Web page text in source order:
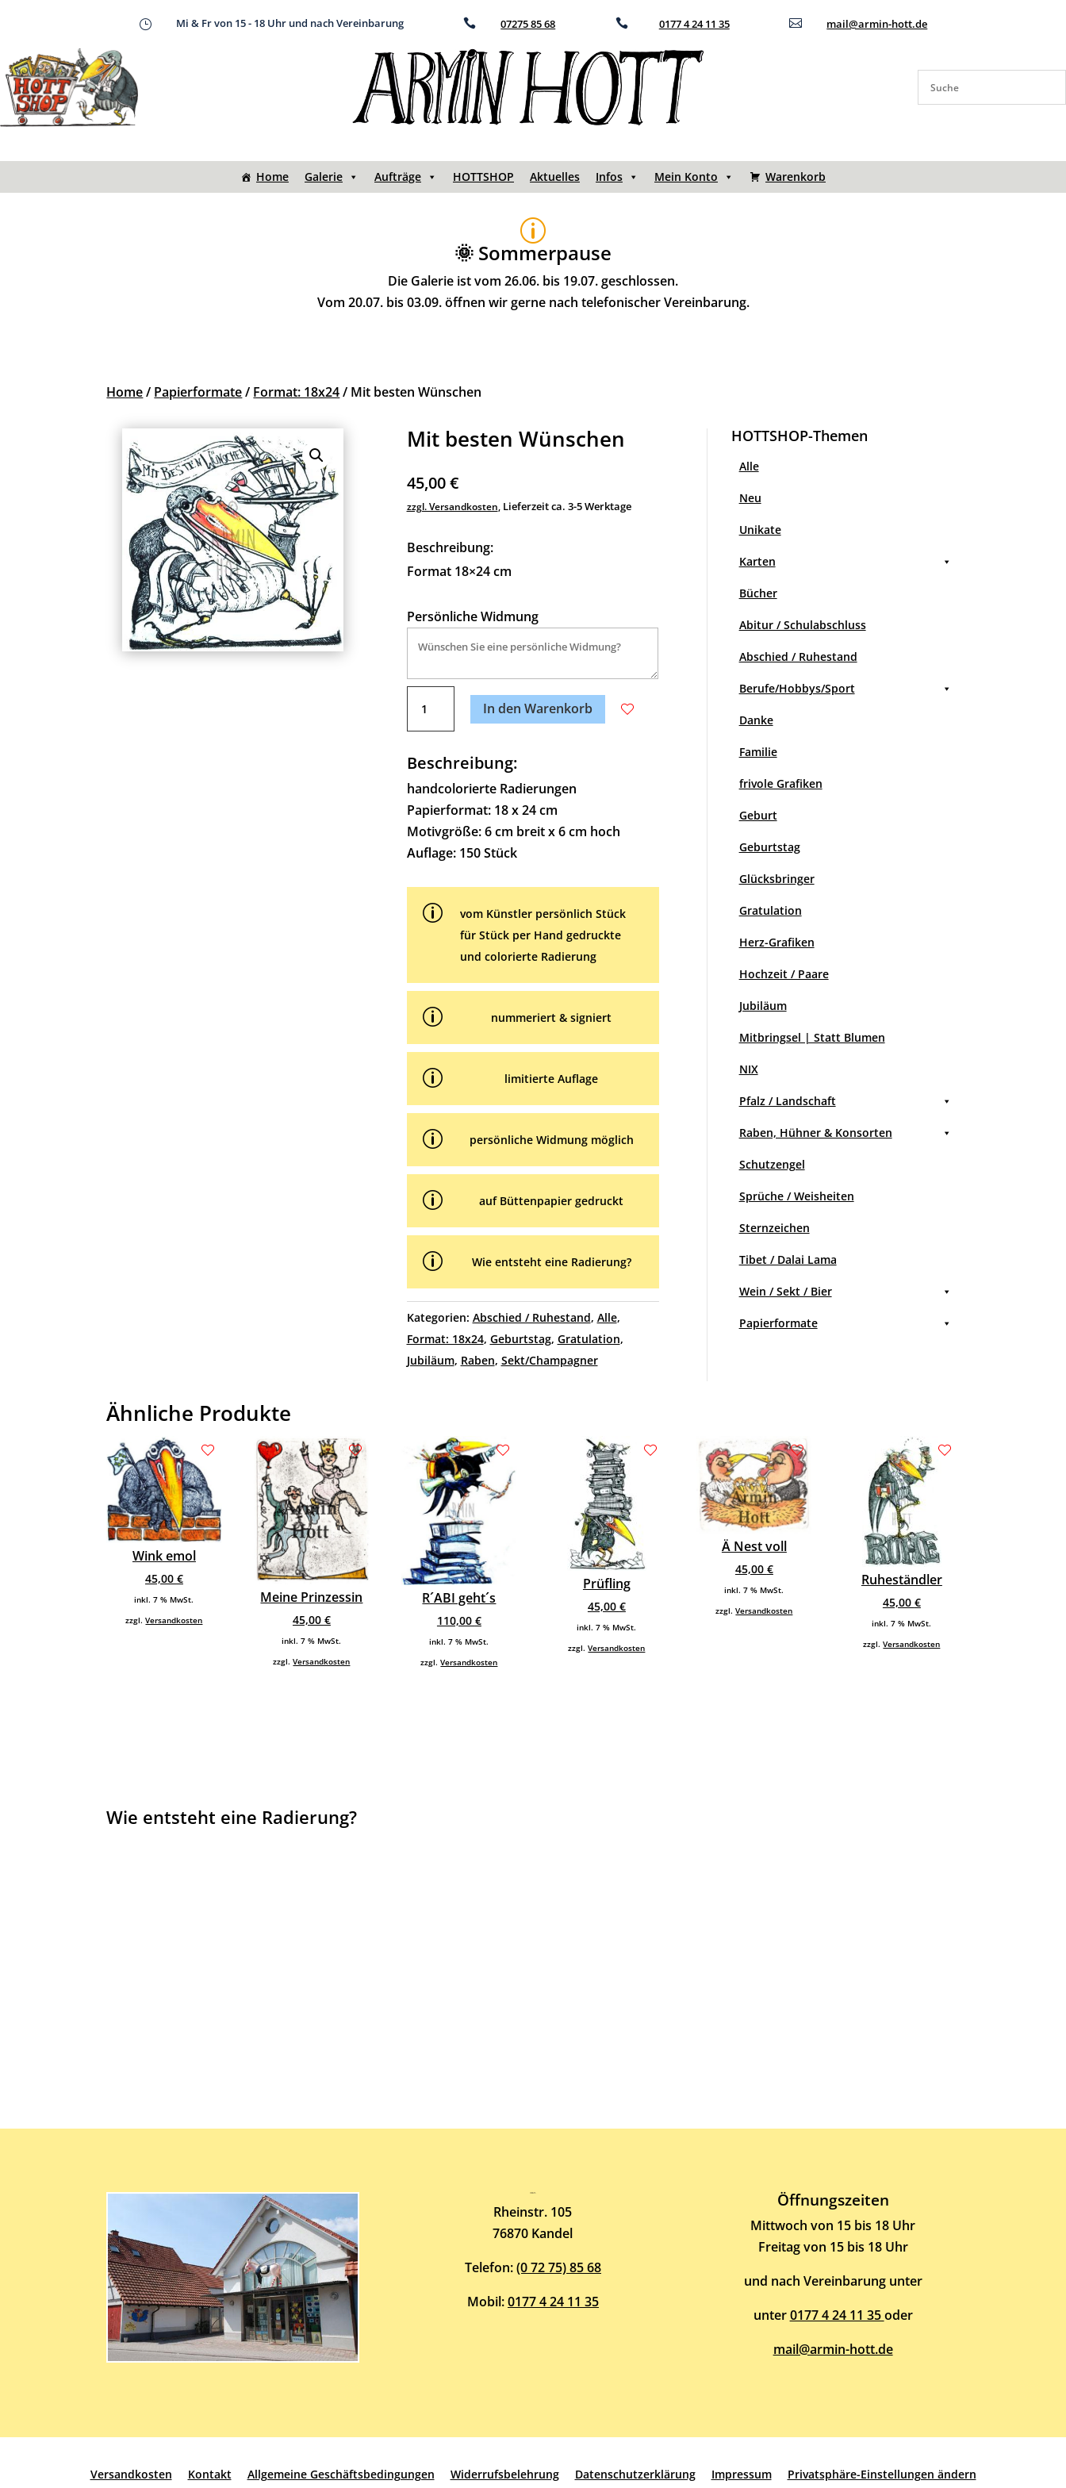
} Mi & Fr von 15 - 18 Uhr und nach Vereinbarung  07275 85 68  0177 4 24 11 35  mail@armin-hott.de
Home Galerie Aufträge HOTTSHOP Aktuelles Infos Mein Konto Warenkorb
p
🌞 Sommerpause
Die Galerie ist vom 26.06. bis 19.07. geschlossen.
Vom 20.07. bis 03.09. öffnen wir gerne nach telefonischer Vereinbarung.
Home/ Papierformate/ Format: 18x24/ Mit besten Wünschen
Mit besten Wünschen
45,00€
zzgl. Versandkosten, Lieferzeit ca. 3-5 Werktage
Beschreibung:
Format 18×24 cm
Persönliche Widmung
besten
Menge
In den Warenkorb
A
r
n
a
t
i
e
Beschreibung:
handcolorierte Radierungen
Papierformat: 18 x 24 cm
Motivgröße: 6 cm breit x 6 cm hoch
Auflage: 150 Stück
p
vom Künstler persönlich Stück
für Stück per Hand gedruckte
und colorierte Radierung
p nummeriert & signiert
p limitierte Auflage
p persönliche Widmung möglich
p auf Büttenpapier gedruckt
p Wie entsteht eine Radierung?
Kategorien: Abschied / Ruhestand, Alle,
Format: 18x24, Geburtstag, Gratulation,
Jubiläum, Raben, Sekt/Champagner
HOTTSHOP-Themen
Alle
Neu
Unikate
Karten
Bücher
Abitur / Schulabschluss
Abschied / Ruhestand
Berufe/Hobbys/Sport
Danke
Familie
frivole Grafiken
Geburt
Geburtstag
Glücksbringer
Gratulation
Herz-Grafiken
Hochzeit / Paare
Jubiläum
Mitbringsel | Statt Blumen
NIX
Pfalz / Landschaft
Raben, Hühner & Konsorten
Schutzengel
Sprüche / Weisheiten
Sternzeichen
Tibet / Dalai Lama
Wein / Sekt / Bier
Papierformate
Ähnliche Produkte
Wink emol
45,00 €
inkl. 7 % MwSt.
zzgl.Versandkosten
Meine Prinzessin
45,00 €
inkl. 7 % MwSt.
zzgl.Versandkosten
R´ABI geht´s
110,00 €
inkl. 7 % MwSt.
zzgl.Versandkosten
Prüfling
45,00 €
inkl. 7 % MwSt.
zzgl.Versandkosten
Ä Nest voll
45,00 €
inkl. 7 % MwSt.
zzgl.Versandkosten
Ruheständler
45,00 €
inkl. 7 % MwSt.
zzgl.Versandkosten
Wie entsteht eine Radierung?
Rheinstr. 105
76870 Kandel
Telefon:(0 72 75) 85 68
Mobil:0177 4 24 11 35
Öffnungszeiten
Mittwoch von 15 bis 18 Uhr
Freitag von 15 bis 18 Uhr
und nach Vereinbarung unter
unter0177 4 24 11 35oder
mail@armin-hott.de
Versandkosten Kontakt Allgemeine Geschäftsbedingungen Widerrufsbelehrung Datenschutzerklärung Impressum Privatsphäre-Einstellungen ändern